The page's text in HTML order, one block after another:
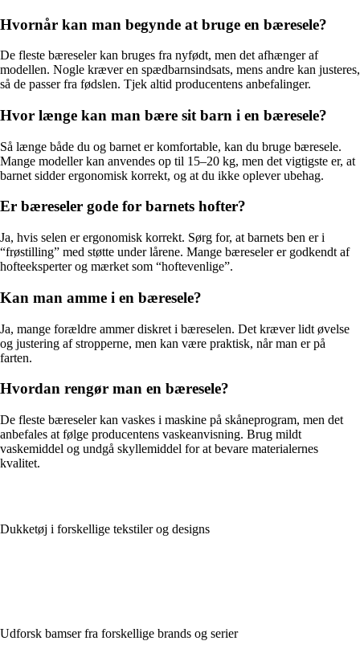
Hvornår kan man begynde at bruge en bæresele?
De fleste bæreseler kan bruges fra nyfødt, men det afhænger af
modellen. Nogle kræver en spædbarnsindsats, mens andre kan justeres,
så de passer fra fødslen. Tjek altid producentens anbefalinger.
Hvor længe kan man bære sit barn i en bæresele?
Så længe både du og barnet er komfortable, kan du bruge bæresele.
Mange modeller kan anvendes op til 15–20 kg, men det vigtigste er, at
barnet sidder ergonomisk korrekt, og at du ikke oplever ubehag.
Er bæreseler gode for barnets hofter?
Ja, hvis selen er ergonomisk korrekt. Sørg for, at barnets ben er i
“frøstilling” med støtte under lårene. Mange bæreseler er godkendt af
hofteeksperter og mærket som “hoftevenlige”.
Kan man amme i en bæresele?
Ja, mange forældre ammer diskret i bæreselen. Det kræver lidt øvelse
og justering af stropperne, men kan være praktisk, når man er på
farten.
Hvordan rengør man en bæresele?
De fleste bæreseler kan vaskes i maskine på skåneprogram, men det
anbefales at følge producentens vaskeanvisning. Brug mildt
vaskemiddel og undgå skyllemiddel for at bevare materialernes
kvalitet.
Dukketøj i forskellige tekstiler og designs
Udforsk bamser fra forskellige brands og serier